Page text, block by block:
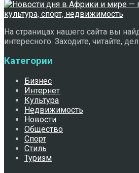
На страницах нашего сайта вы
интересного. Заходите, читайте,
Категории
Бизнес
Интернет
Культура
Недвижимость
Новости
Общество
Спорт
Стиль
Туризм